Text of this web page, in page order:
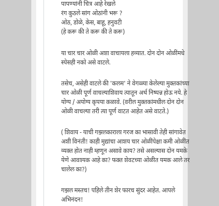
पापण्यांनी चित्र आहे रेखले
रंग कुठले सांग ओठांनी भरू ?
ओठ, डोळे, केस, बाहू, हनुवटी
(हे करू की ते करू की ते करू)
या चार चार ओळी अशा वाचायला हव्यात. दोन दोन ओळींमधे
स्पेसही नको असे वाटले.
तसेच, असेही वाटले की 'कलम' ने वेगळ्या केलेल्या मुक्तकांच्या
चार ओळी पूर्ण वाचल्याशिवाय त्यातून अर्थ निष्पन्न होऊ नये. हे
योग्य / अयोग्य कृपया कळावे. (वरील मुक्तकांमधील दोन दोन
ओळी वाचल्या तरी त्या पूर्ण वाटत आहेत असे वाटते.)
( शिवाय - याची गझलकाराला गरज का भासावी तेही सांगावेत
अशी विनंती! काही मुद्यांचा आशय चार ओळींपेक्षा कमी ओळींत
व्यक्त होत नाही म्हणून असावे काय? तसे असल्यास दोन यमके
येणे आवश्यक आहे का? फक्त शेवटच्या ओळीत यमक आले तर
चालेल का?)
गझल मस्तच! पहिले तीन शेर फारच सुंदर आहेत. आपले
अभिनंदन!